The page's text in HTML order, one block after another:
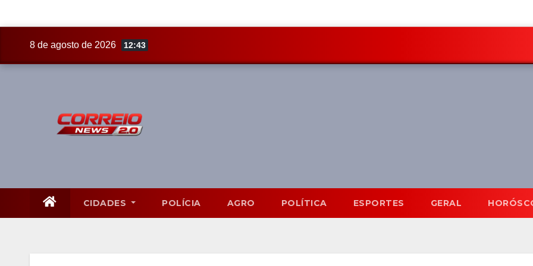
8 de agosto de 2026 12:43
CIDADES POLÍCIA AGRO POLÍTICA ESPORTES GERAL